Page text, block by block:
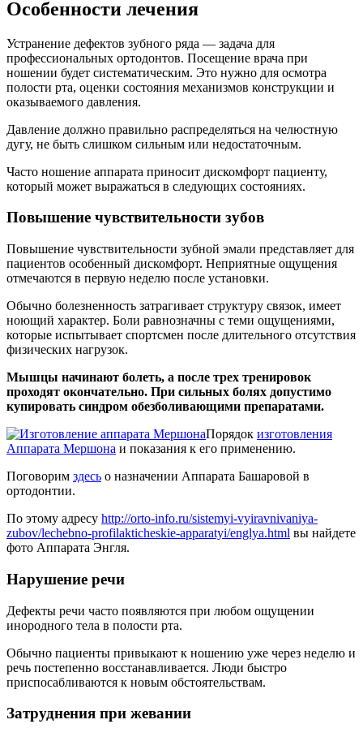
Особенности лечения
Устранение дефектов зубного ряда — задача для
профессиональных ортодонтов. Посещение врача при
ношении будет систематическим. Это нужно для осмотра
полости рта, оценки состояния механизмов конструкции и
оказываемого давления.
Давление должно правильно распределяться на челюстную
дугу, не быть слишком сильным или недостаточным.
Часто ношение аппарата приносит дискомфорт пациенту,
который может выражаться в следующих состояниях.
Повышение чувствительности зубов
Повышение чувствительности зубной эмали представляет для
пациентов особенный дискомфорт. Неприятные ощущения
отмечаются в первую неделю после установки.
Обычно болезненность затрагивает структуру связок, имеет
ноющий характер. Боли равнозначны с теми ощущениями,
которые испытывает спортсмен после длительного отсутствия
физических нагрузок.
Мышцы начинают болеть, а после трех тренировок
проходят окончательно. При сильных болях допустимо
купировать синдром обезболивающими препаратами.
Порядок изготовления
Аппарата Мершона и показания к его применению.
Поговорим здесь о назначении Аппарата Башаровой в
ортодонтии.
По этому адресу http://orto-info.ru/sistemyi-vyiravnivaniya-
zubov/lechebno-profilakticheskie-apparatyi/englya.html вы найдете
фото Аппарата Энгля.
Нарушение речи
Дефекты речи часто появляются при любом ощущении
инородного тела в полости рта.
Обычно пациенты привыкают к ношению уже через неделю и
речь постепенно восстанавливается. Люди быстро
приспосабливаются к новым обстоятельствам.
Затруднения при жевании